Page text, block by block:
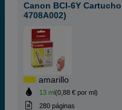
Canon BCI-6Y
4708A002)
amarillo
13 ml(0,88 € por ml)
280 páginas